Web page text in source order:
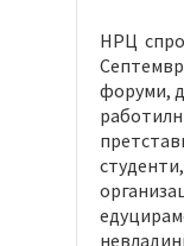
НРЦ
форуми,